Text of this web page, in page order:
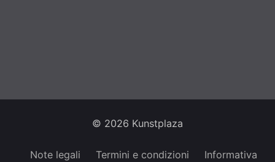
© 2026 Kunstplaza
Note legali Termini e condizioni Informativa